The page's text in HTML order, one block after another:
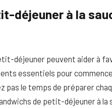
déjeuner à la
déjeuner peuvent aider à
essentiels pour
pas le temps de préparer
de petit-déjeuner à la